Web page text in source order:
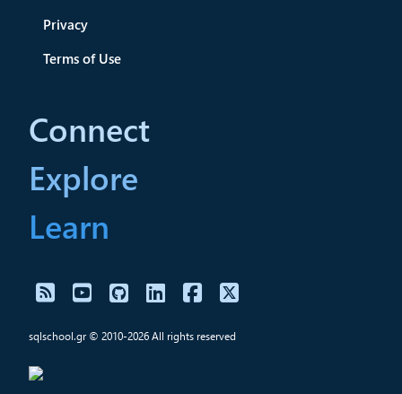
Privacy
Terms of Use
Connect
Explore
Learn
sqlschool.gr © 2010-2026 All rights reserved